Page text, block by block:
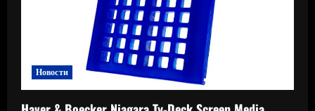
Новости